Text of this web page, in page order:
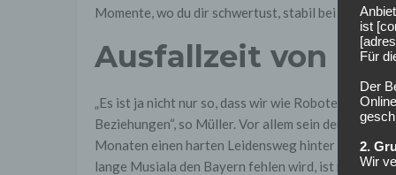
Momente, wo du dir schwertust, stabil bei der
Ausfallzeit von
„Es ist ja nicht nur so, dass wir wie Roboter
Beziehungen“, so Müller. Vor allem sein deutlich
Monaten einen harten Leidensweg hinter sich“
lange Musiala den Bayern fehlen wird, ist noch
ist
Für
Der
2.
Wir